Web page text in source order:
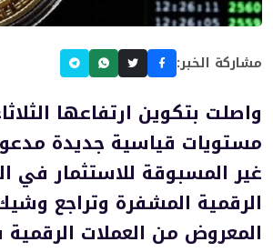
مشاركة الخبر:
واصلت بتكوين ارتفاعها
مستويات قياسية جديدة
غير المسبوقة للاستثمار في
الرقمية المشفرة وتراجع
المعروض من العملات